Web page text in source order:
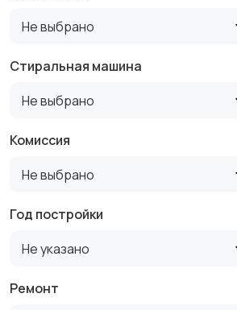
Не выбрано
Стиральная машина
Не выбрано
Комиссия
Не выбрано
Год постройки
Не указано
Ремонт